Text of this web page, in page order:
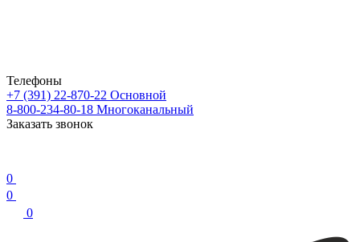
Телефоны
+7 (391) 22-870-22 Основной
8-800-234-80-18 Многоканальный
Заказать звонок
0
0
0